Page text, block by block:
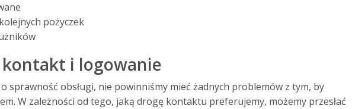
pożyczek
kontakt i logowanie
sprawność obsługi, nie powinniśmy mieć żadnych problemów z tym, by
W zależności od tego, jaką drogę kontaktu preferujemy, możemy przesłać